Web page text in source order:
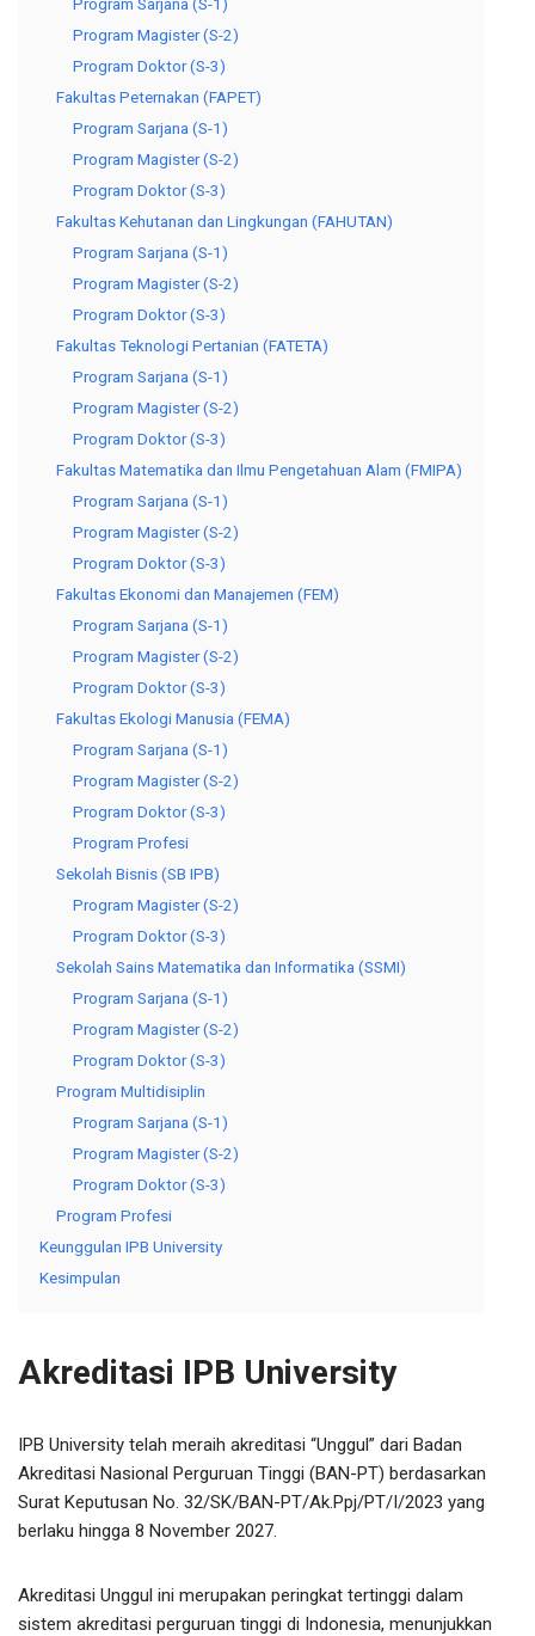
Program Magister (S-2)
Program Doktor (S-3)
Fakultas Peternakan (FAPET)
Program Sarjana (S-1)
Program Magister (S-2)
Program Doktor (S-3)
Fakultas Kehutanan dan Lingkungan (FAHUTAN)
Program Sarjana (S-1)
Program Magister (S-2)
Program Doktor (S-3)
Fakultas Teknologi Pertanian (FATETA)
Program Sarjana (S-1)
Program Magister (S-2)
Program Doktor (S-3)
Fakultas Matematika dan Ilmu Pengetahuan Alam (FMIPA)
Program Sarjana (S-1)
Program Magister (S-2)
Program Doktor (S-3)
Fakultas Ekonomi dan Manajemen (FEM)
Program Sarjana (S-1)
Program Magister (S-2)
Program Doktor (S-3)
Fakultas Ekologi Manusia (FEMA)
Program Sarjana (S-1)
Program Magister (S-2)
Program Doktor (S-3)
Program Profesi
Sekolah Bisnis (SB IPB)
Program Magister (S-2)
Program Doktor (S-3)
Sekolah Sains Matematika dan Informatika (SSMI)
Program Sarjana (S-1)
Program Magister (S-2)
Program Doktor (S-3)
Program Multidisiplin
Program Sarjana (S-1)
Program Magister (S-2)
Program Doktor (S-3)
Program Profesi
Keunggulan IPB University
Kesimpulan
Akreditasi IPB University
IPB University telah meraih akreditasi “Unggul” dari Badan
Akreditasi Nasional Perguruan Tinggi (BAN-PT) berdasarkan
Surat Keputusan No. 32/SK/BAN-PT/Ak.Ppj/PT/I/2023 yang
berlaku hingga 8 November 2027.
Akreditasi Unggul ini merupakan peringkat tertinggi dalam
sistem akreditasi perguruan tinggi di Indonesia, menunjukkan